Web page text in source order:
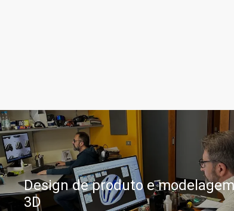
Design de produto e modelagem
3D